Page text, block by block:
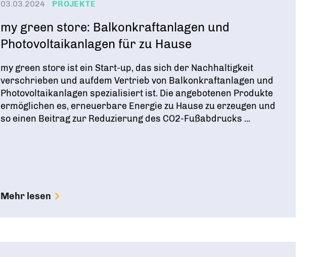
03.03.2024 PROJEKTE
my green store: Balkonkraftanlagen und
Photovoltaikanlagen für zu Hause
my green store ist ein Start-up, das sich der Nachhaltigkeit
verschrieben und aufdem Vertrieb von Balkonkraftanlagen und
Photovoltaikanlagen spezialisiert ist. Die angebotenen Produkte
ermöglichen es, erneuerbare Energie zu Hause zu erzeugen und
so einen Beitrag zur Reduzierung des CO2-Fußabdrucks ...
Mehr lesen